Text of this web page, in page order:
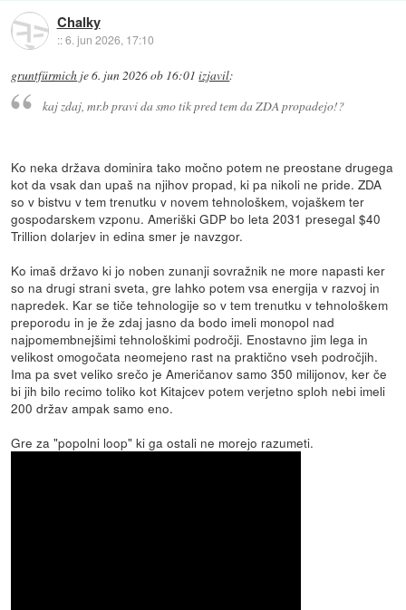
Chalky
::6. jun 2026, 17:10
gruntfürmich je6. jun 2026 ob 16:01 izjavil:
kaj zdaj, mr.b pravi da smo tik pred tem da ZDA propadejo!?
Ko neka država dominira tako močno potem ne preostane drugega
kot da vsak dan upaš na njihov propad, ki pa nikoli ne pride. ZDA
so v bistvu v tem trenutku v novem tehnološkem, vojaškem ter
gospodarskem vzponu. Ameriški GDP bo leta 2031 presegal $40
Trillion dolarjev in edina smer je navzgor.
Ko imaš državo ki jo noben zunanji sovražnik ne more napasti ker
so na drugi strani sveta, gre lahko potem vsa energija v razvoj in
napredek. Kar se tiče tehnologije so v tem trenutku v tehnološkem
preporodu in je že zdaj jasno da bodo imeli monopol nad
najpomembnejšimi tehnološkimi področji. Enostavno jim lega in
velikost omogočata neomejeno rast na praktično vseh področjih.
Ima pa svet veliko srečo je Američanov samo 350 milijonov, ker če
bi jih bilo recimo toliko kot Kitajcev potem verjetno sploh nebi imeli
200 držav ampak samo eno.
Gre za "popolni loop" ki ga ostali ne morejo razumeti.